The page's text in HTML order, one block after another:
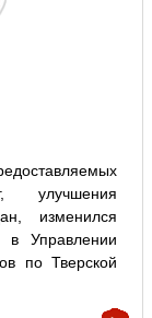
улучшения
изменился
в Управлении
по Тверской